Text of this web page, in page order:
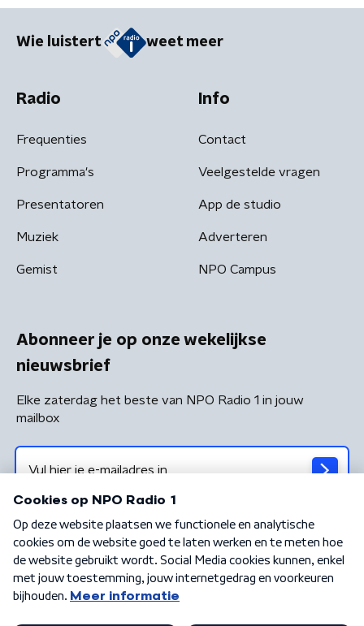
Wie luistert weet meer
Radio
Frequenties
Programma's
Presentatoren
Muziek
Gemist
Info
Contact
Veelgestelde vragen
App de studio
Adverteren
NPO Campus
Abonneer je op onze wekelijkse
nieuwsbrief
Elke zaterdag het beste van NPO Radio 1 in jouw
mailbox
Algemene voorwaarden